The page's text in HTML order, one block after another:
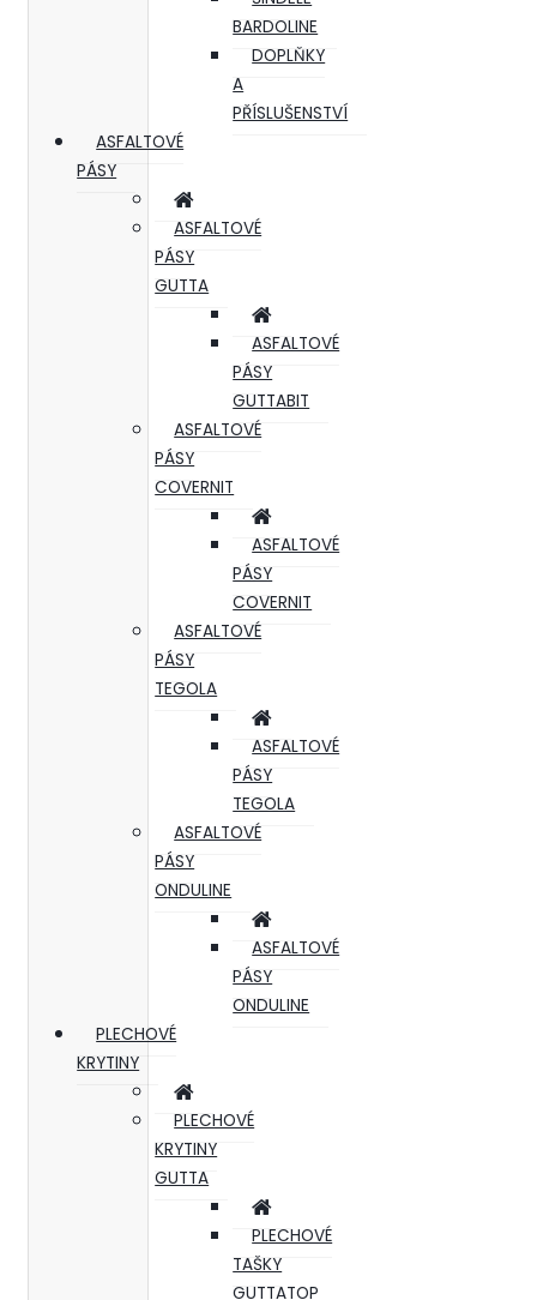
BARDOLINE
DOPLŇKY
A
PŘÍSLUŠENSTVÍ
ASFALTOVÉ
PÁSY
ASFALTOVÉ
PÁSY
GUTTA
ASFALTOVÉ
PÁSY
GUTTABIT
ASFALTOVÉ
PÁSY
COVERNIT
ASFALTOVÉ
PÁSY
COVERNIT
ASFALTOVÉ
PÁSY
TEGOLA
ASFALTOVÉ
PÁSY
TEGOLA
ASFALTOVÉ
PÁSY
ONDULINE
ASFALTOVÉ
PÁSY
ONDULINE
PLECHOVÉ
KRYTINY
PLECHOVÉ
KRYTINY
GUTTA
PLECHOVÉ
TAŠKY
GUTTATOP